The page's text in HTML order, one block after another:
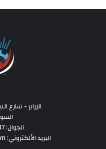
الزراير - شارع
الجوال: 01007147647
البريد الألكتروني: admin@suezbalady.com